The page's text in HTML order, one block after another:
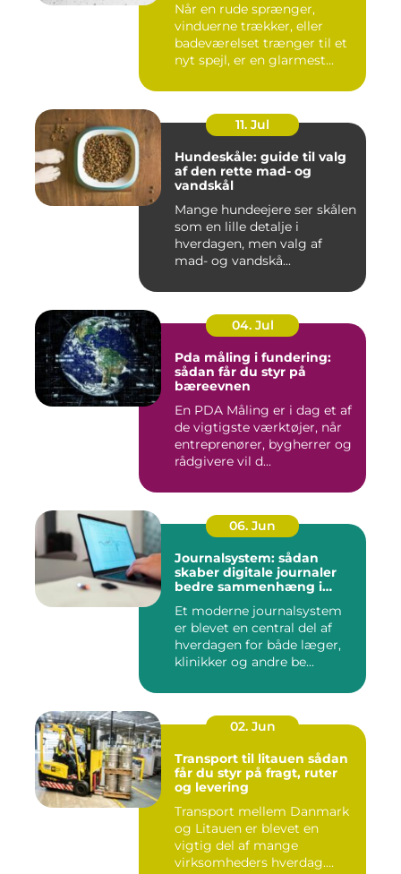
Når en rude sprænger,
vinduerne trækker, eller
badeværelset trænger til et
nyt spejl, er en glarmest...
11. Jul
Hundeskåle: guide til valg
af den rette mad- og
vandskål
Mange hundeejere ser skålen
som en lille detalje i
hverdagen, men valg af
mad- og vandskå...
04. Jul
Pda måling i fundering:
sådan får du styr på
bæreevnen
En PDA Måling er i dag et af
de vigtigste værktøjer, når
entreprenører, bygherrer og
rådgivere vil d...
06. Jun
Journalsystem: sådan
skaber digitale journaler
bedre sammenhæng i
Et moderne journalsystem
er blevet en central del af
hverdagen for både læger,
klinikker og andre be...
02. Jun
Transport til litauen sådan
får du styr på fragt, ruter
og levering
Transport mellem Danmark
og Litauen er blevet en
vigtig del af mange
virksomheders hverdag.